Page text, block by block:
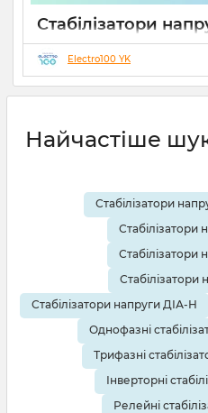
Стабілізатори
відрізняються
Гібрид (огляд
19 08 2025 0 10
Electro100 YK
Найчастіше
Стабілізатори
Стабілізатори
Стабілізатори
Стабілізатори
Стабілізатори напруги ДІА-Н
Однофазні
Трифазні
Інверторні
Релейні